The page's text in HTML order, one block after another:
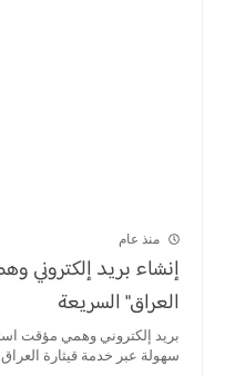
منذ عام
إنشاء بريد إلكتروني
العراق" السريعة
سهولة عبر خدمة قيثارة